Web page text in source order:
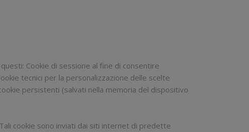
Cookie di sessione al fine di consentire
tecnici per la personalizzazione delle scelte
persistenti (salvati nella memoria del dispositivo
cookie sono inviati dai siti internet di predette